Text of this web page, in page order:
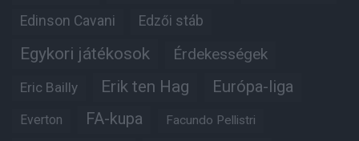
Edinson Cavani Edzői stáb
Egykori játékosok Érdekességek
Eric Bailly Erik ten Hag Európa-liga
Everton FA-kupa Facundo Pellistri